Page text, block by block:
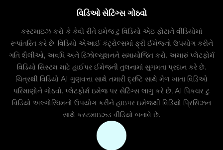
વિડિઓ સેટિંગ્સ ગોઠવો
કસ્ટમાઇઝ કરો કે કેવી રીતે ઇમેજ ટુ વિડિયો એઇ ફોટાને વીડિયોમાં
રૂપાંતરિત કરે છે. વિડિયો એઆઈ કંટ્રોલ્સમાં ફ્રી ઈમેજનો ઉપયોગ કરીને
ગતિ શૈલીઓ, અવધિ અને રિઝોલ્યુશનને સમાયોજિત કરો. અમારું પ્લેટફોર્મ
વિડિયો સિસ્ટમ માટે હાઈપર ઈમેજની તુલનામાં સુગમતા પ્રદાન કરે છે.
ચિત્રથી વિડિયો AI ગુણવત્તા સાથે તમારી દ્રષ્ટિ સાથે મેળ ખાતા વિડિઓ
પરિમાણોને ગોઠવો. પ્લેટફોર્મ ઇમેજ પર સેટિંગ્સ લાગુ કરે છે, AI પિક્ચર ટુ
વિડિયો અલ્ગોરિધમનો ઉપયોગ કરીને હાઇપર ઇમેજથી વિડિયો પ્રિસિઝન
સાથે કસ્ટમાઇઝ્ડ વીડિયો બનાવે છે.